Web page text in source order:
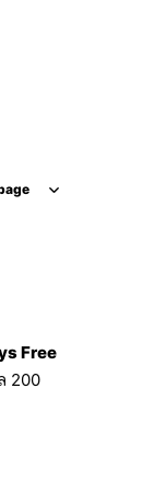
Free
200